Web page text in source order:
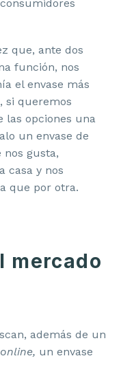
que, ante dos
función, nos
el envase más
si queremos
las opciones una
un envase de
gusta,
casa y nos
que por otra.
mercado
además de un
online, un envase